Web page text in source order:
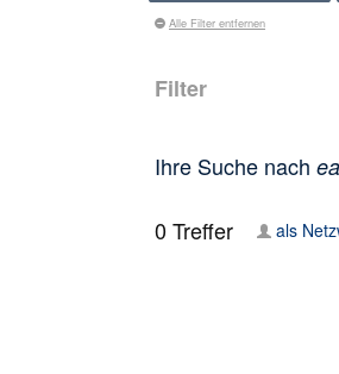
Alle Filter entfernen
Filter
Ihre Suche nach
0Treffer als